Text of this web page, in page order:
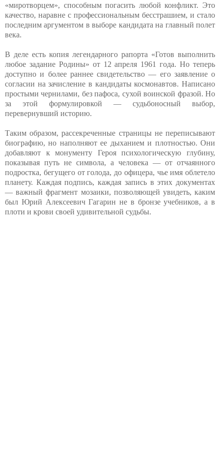
«миротворцем», способным погасить любой конфликт. Это
качество, наравне с профессиональным бесстрашием, и стало
последним аргументом в выборе кандидата на главный полет
века.
В деле есть копия легендарного рапорта «Готов выполнить
любое задание Родины» от 12 апреля 1961 года. Но теперь
доступно и более раннее свидетельство — его заявление о
согласии на зачисление в кандидаты космонавтов. Написано
простыми чернилами, без пафоса, сухой воинской фразой. Но
за этой формулировкой — судьбоносный выбор,
перевернувший историю.
Таким образом, рассекреченные страницы не переписывают
биографию, но наполняют ее дыханием и плотностью. Они
добавляют к монументу Героя психологическую глубину,
показывая путь не символа, а человека — от отчаянного
подростка, бегущего от голода, до офицера, чье имя облетело
планету. Каждая подпись, каждая запись в этих документах
— важный фрагмент мозаики, позволяющей увидеть, каким
был Юрий Алексеевич Гагарин не в бронзе учебников, а в
плоти и крови своей удивительной судьбы.